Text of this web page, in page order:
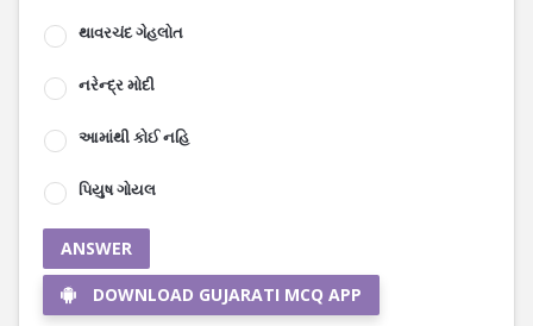
થાવરચંદ ગેહલોત
નરેન્દ્ર મોદી
આમાંથી કોઈ નહિ
પિયુષ ગોયલ
ANSWER
DOWNLOAD GUJARATI MCQ APP